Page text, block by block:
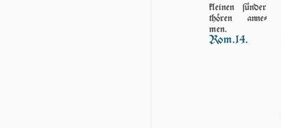
kleinen ſünder
thören anne­
men.
Rom.14.